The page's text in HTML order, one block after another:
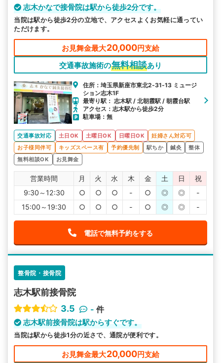
志木かなで接骨院は駅から徒歩2分です。
当院は駅から徒歩2分の立地で、アクセスよくお気軽に通ってい
ただけます。
お見舞金最大20,000円支給
交通事故施術の無料相談あり
住所：埼玉県新座市東北2‐31‐13 ミュージ
ション志木1F
最寄り駅： 志木駅 / 北朝霞駅 / 朝霞台駅
アクセス：志木駅から徒歩2分
駐車場：無
交通事故対応 土日OK 土曜日OK 日曜日OK
妊婦さん対応可
お子様同伴可
キッズスペース有 予約優先制 駅ちか 鍼灸
整体
無料相談OK
お見舞金
営業時間 月 火 水 木 金 土 日
祝
9:30～12:30
○ ○ ○ - ○ ◎ ◎
-
15:00～19:30
○ ○ ○ - ○ ◎ ◎ -
電話で無料予約をする
整骨院・接骨院
志木駅前接骨院
3.5
- 件
志木駅前接骨院は駅からすぐです。
当院は駅から徒歩1分の近さで、通院が便利です。
お見舞金最大20,000円支給